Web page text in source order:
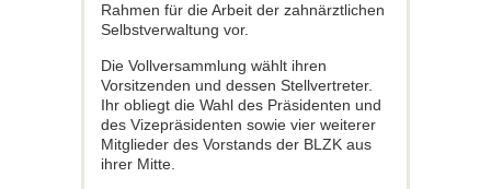
Rahmen für die Arbeit der zahnärztlichen
Selbstverwaltung vor.
Die Vollversammlung wählt ihren
Vorsitzenden und dessen Stellvertreter.
Ihr obliegt die Wahl des Präsidenten und
des Vizepräsidenten sowie vier weiterer
Mitglieder des Vorstands der BLZK aus
ihrer Mitte.